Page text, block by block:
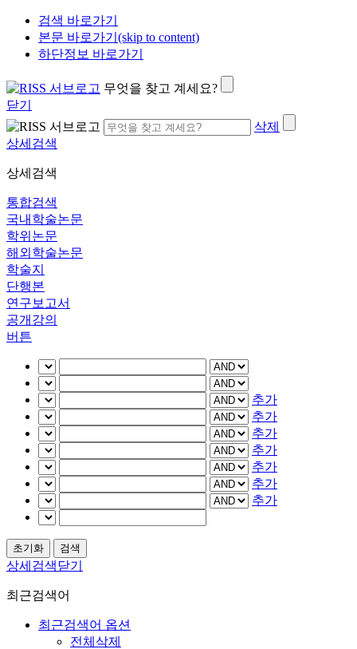
검색 바로가기
본문 바로가기(skip to content)
하단정보 바로가기
무엇을 찾고 계세요?
닫기
삭제
상세검색
상세검색
통합검색
국내학술논문
학위논문
해외학술논문
학술지
단행본
연구보고서
공개강의
버튼
추가
추가
추가
추가
추가
추가
추가
상세검색닫기
최근검색어
최근검색어 옵션
전체삭제